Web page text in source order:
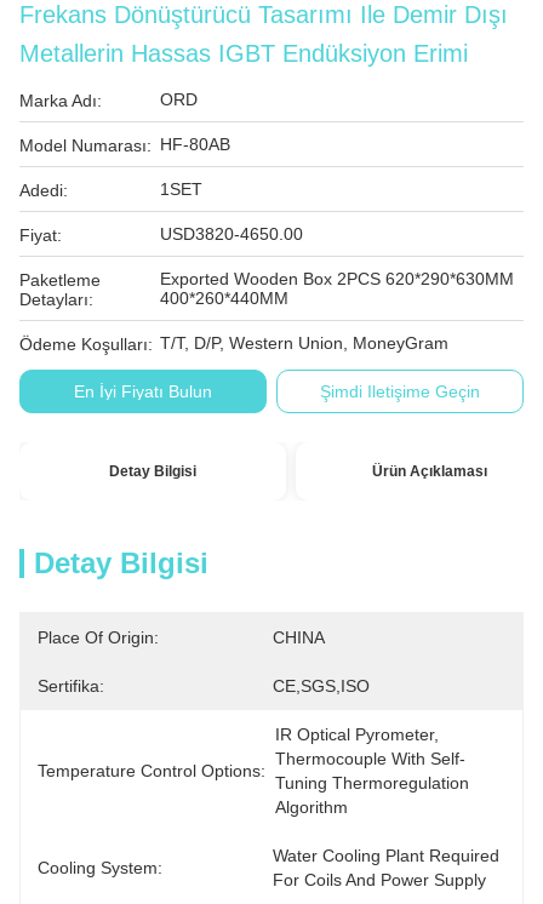
Frekans Dönüştürücü Tasarımı Ile Demir Dışı
Metallerin Hassas IGBT Endüksiyon Erimi
Marka Adı: ORD
Model Numarası: HF-80AB
Adedi: 1SET
Fiyat: USD3820-4650.00
Paketleme
Detayları:
Exported Wooden Box 2PCS 620*290*630MM
400*260*440MM
Ödeme Koşulları: T/T, D/P, Western Union, MoneyGram
En İyi Fiyatı Bulun Şimdi Iletişime Geçin
Detay Bilgisi Ürün Açıklaması
Detay Bilgisi
Place Of Origin: CHINA
Sertifika: CE,SGS,ISO
Temperature Control Options:
IR Optical Pyrometer,
Thermocouple With Self-
Tuning Thermoregulation
Algorithm
Cooling System:
Water Cooling Plant Required
For Coils And Power Supply